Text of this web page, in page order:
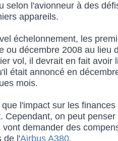
selon l'avionneur à des
appareils.
échelonnement, les
ou décembre 2008 au lieu
vol, il devrait en fait avoir
était annoncé en
mois.
l'impact sur les
Cependant, on peut
demander des
de l'Airbus A380.